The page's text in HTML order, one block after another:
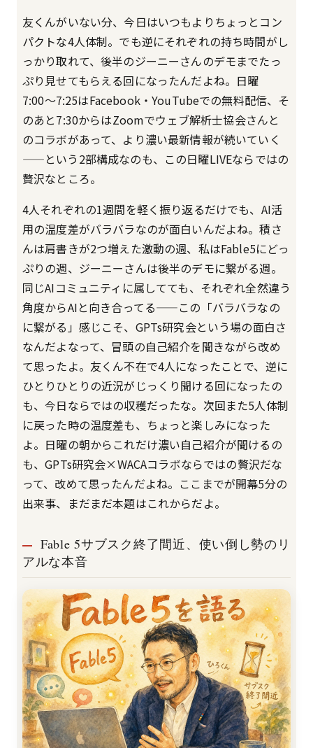
友くんがいない分、今日はいつもよりちょっとコン
パクトな4人体制。でも逆にそれぞれの持ち時間がし
っかり取れて、後半のジーニーさんのデモまでたっ
ぷり見せてもらえる回になったんだよね。日曜
7:00〜7:25はFacebook・YouTubeでの無料配信、そ
のあと7:30からはZoomでウェブ解析士協会さんと
のコラボがあって、より濃い最新情報が続いていく
——という2部構成なのも、この日曜LIVEならではの
贅沢なところ。
4人それぞれの1週間を軽く振り返るだけでも、AI活
用の温度差がバラバラなのが面白いんだよね。積さ
んは肩書きが2つ増えた激動の週、私はFable5にどっ
ぷりの週、ジーニーさんは後半のデモに繋がる週。
同じAIコミュニティに属してても、それぞれ全然違う
角度からAIと向き合ってる——この「バラバラなの
に繋がる」感じこそ、GPTs研究会という場の面白さ
なんだよなって、冒頭の自己紹介を聞きながら改め
て思ったよ。友くん不在で4人になったことで、逆に
ひとりひとりの近況がじっくり聞ける回になったの
も、今日ならではの収穫だったな。次回また5人体制
に戻った時の温度差も、ちょっと楽しみになった
よ。日曜の朝からこれだけ濃い自己紹介が聞けるの
も、GPTs研究会×WACAコラボならではの贅沢だな
って、改めて思ったんだよね。ここまでが開幕5分の
出来事、まだまだ本題はこれからだよ。
Fable 5サブスク終了間近、使い倒し勢のリ
アルな本音